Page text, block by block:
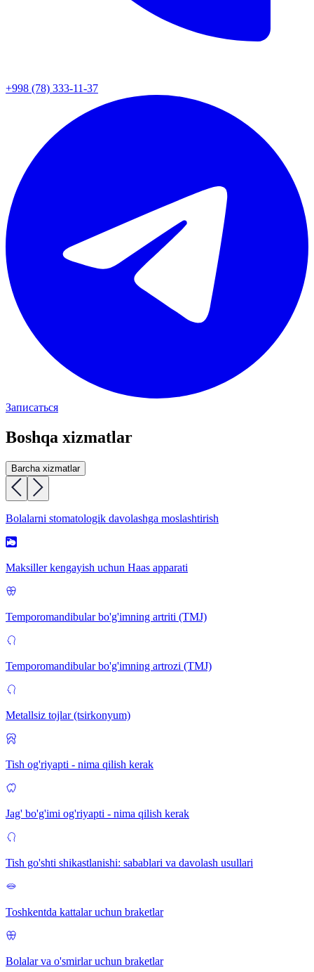
+998 (78) 333-11-37
Записаться
Boshqa xizmatlar
Barcha xizmatlar
Bolalarni stomatologik davolashga moslashtirish
Maksiller kengayish uchun Haas apparati
Temporomandibular bo'g'imning artriti (TMJ)
Temporomandibular bo'g'imning artrozi (TMJ)
Metallsiz tojlar (tsirkonyum)
Tish og'riyapti - nima qilish kerak
Jag' bo'g'imi og'riyapti - nima qilish kerak
Tish go'shti shikastlanishi: sabablari va davolash usullari
Toshkentda kattalar uchun braketlar
Bolalar va o'smirlar uchun braketlar